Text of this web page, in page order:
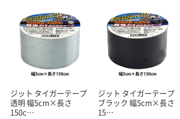
ジット タイガーテープ
透明 幅5cm×長さ
150c…
ジット タイガーテープ
ブラック 幅5cm×長さ
15…